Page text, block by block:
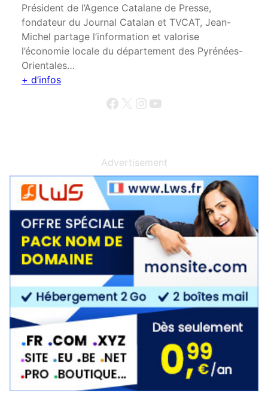
Président de l’Agence Catalane de Presse,
fondateur du Journal Catalan et TVCAT, Jean-
Michel partage l’information et valorise
l’économie locale du département des Pyrénées-
Orientales…
+ d’infos
Facebook X Instagram YouTube
Advertisement